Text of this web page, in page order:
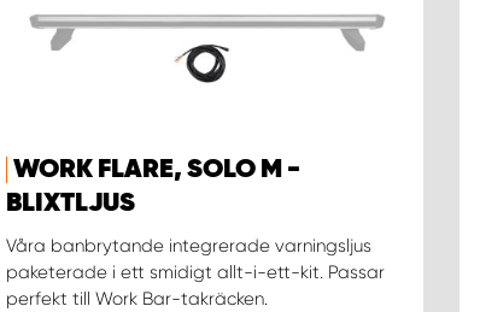
WORK FLARE, SOLO M -
BLIXTLJUS
Våra banbrytande integrerade varningsljus
paketerade i ett smidigt allt-i-ett-kit. Passar
perfekt till Work Bar-takräcken.